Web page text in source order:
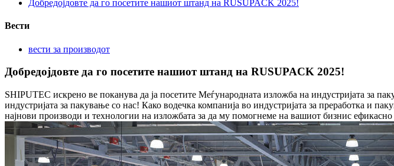
Добредојдовте да го посетите нашиот штанд на RUSUPACK 2025!
Вести
вести за производот
Добредојдовте да го посетите нашиот штанд на RUSUPACK 2025!
SHIPUTEC искрено ве поканува да ја посетите Меѓународната изложба на индустријата за
индустријата за пакување со нас! Како водечка компанија во индустријата за преработка и
најнови производи и технологии на изложбата за да му помогнеме на вашиот бизнис ефикасно